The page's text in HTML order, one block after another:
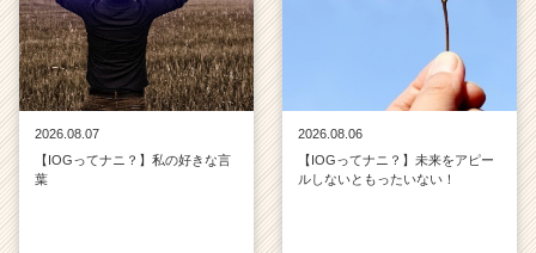
2026.08.07
【IOGってナニ？】私の好きな言
葉
2026.08.06
【IOGってナニ？】未来をアピー
ルしないともったいない！